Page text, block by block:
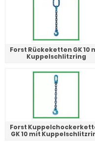
Forst Rückeketten GK 10
Kuppelschlitzring
Forst
GK 10 mit